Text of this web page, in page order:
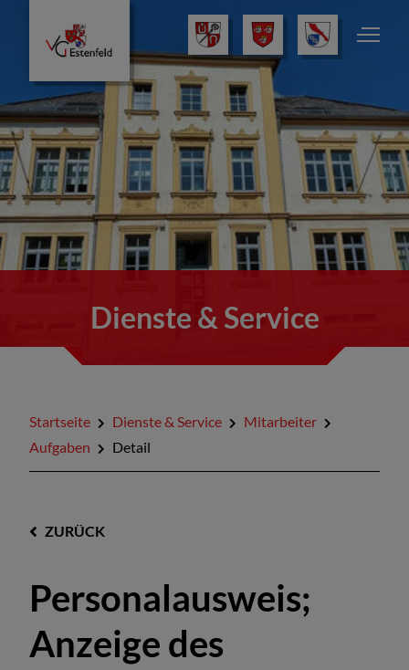
Dienste & Service
Startseite Dienste & Service
Mitarbeiter
Aufgaben
Detail
ZURÜCK
Personalausweis;
Anzeige des